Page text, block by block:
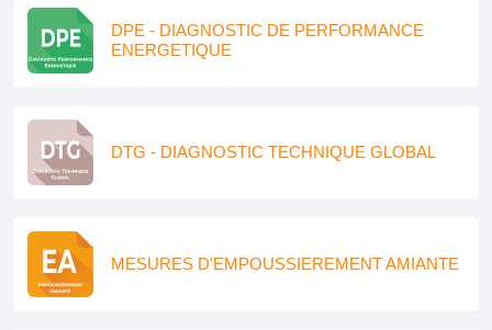
DPE - DIAGNOSTIC DE PERFORMANCE
ENERGETIQUE
DTG - DIAGNOSTIC TECHNIQUE GLOBAL
MESURES D'EMPOUSSIEREMENT AMIANTE